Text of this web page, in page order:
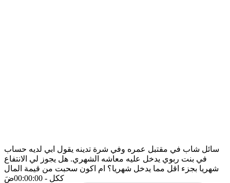
سائل شاب في مقتبل عمره وفي شرة تدينه يقول ابي لديه حساب
في بنت ربوي يدخل عليه معاشه الشهري. هل يجوز لي الانتفاع
شهريا بجزء اقل مما يدخل شهريا؟ ام اكون سحبت من قيمة المال
ككل - 00:00:00 ضَ